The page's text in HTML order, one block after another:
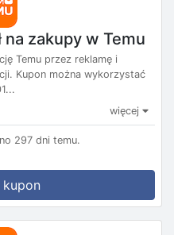
zakupy w Temu
Temu przez reklamę i
Kupon można wykorzystać
więcej
297 dni temu.